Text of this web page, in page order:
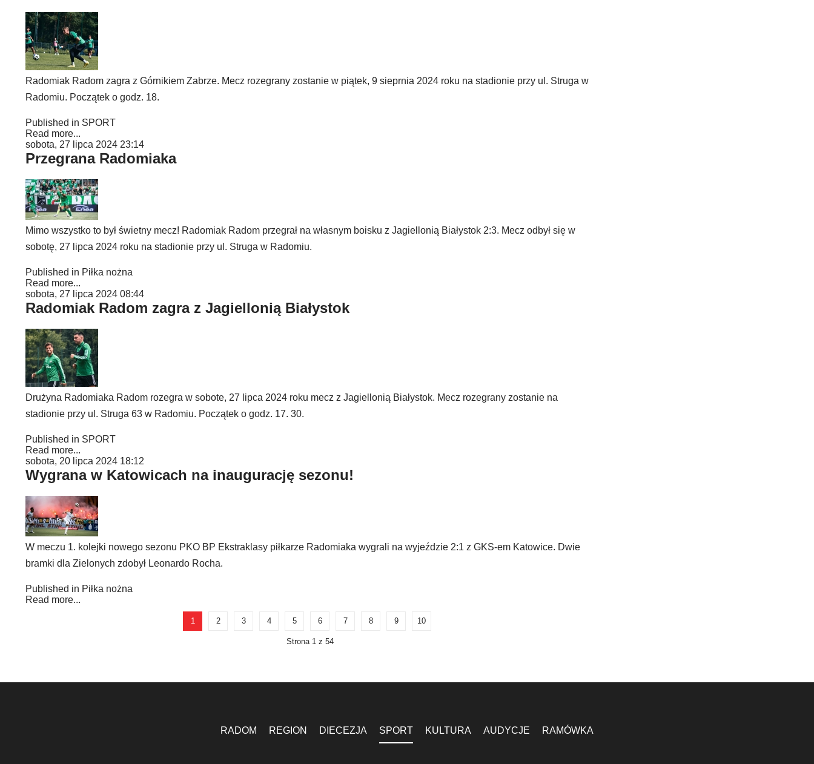
Radomiak Radom zagra z Górnikiem Zabrze. Mecz rozegrany zostanie w piątek, 9 sieprnia 2024 roku na stadionie przy ul. Struga w
Radomiu. Początek o godz. 18.
Published in SPORT
Read more...
sobota, 27 lipca 2024 23:14
Przegrana Radomiaka
Mimo wszystko to był świetny mecz! Radomiak Radom przegrał na własnym boisku z Jagiellonią Białystok 2:3. Mecz odbył się w
sobotę, 27 lipca 2024 roku na stadionie przy ul. Struga w Radomiu.
Published in Piłka nożna
Read more...
sobota, 27 lipca 2024 08:44
Radomiak Radom zagra z Jagiellonią Białystok
Drużyna Radomiaka Radom rozegra w sobote, 27 lipca 2024 roku mecz z Jagiellonią Białystok. Mecz rozegrany zostanie na
stadionie przy ul. Struga 63 w Radomiu. Początek o godz. 17. 30.
Published in SPORT
Read more...
sobota, 20 lipca 2024 18:12
Wygrana w Katowicach na inaugurację sezonu!
W meczu 1. kolejki nowego sezonu PKO BP Ekstraklasy piłkarze Radomiaka wygrali na wyjeździe 2:1 z GKS-em Katowice. Dwie
bramki dla Zielonych zdobył Leonardo Rocha.
Published in Piłka nożna
Read more...
1 2 3 4 5 6 7 8 9 10
Strona 1 z 54
RADOM REGION DIECEZJA SPORT KULTURA AUDYCJE RAMÓWKA